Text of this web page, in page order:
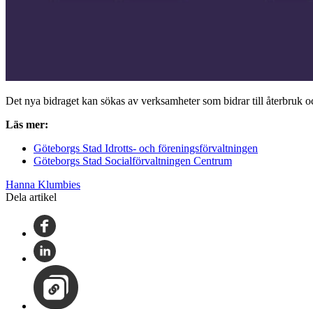
Det nya bidraget kan sökas av verksamheter som bidrar till återbruk
Läs mer:
Göteborgs Stad Idrotts- och föreningsförvaltningen
Göteborgs Stad Socialförvaltningen Centrum
Hanna Klumbies
Dela artikel